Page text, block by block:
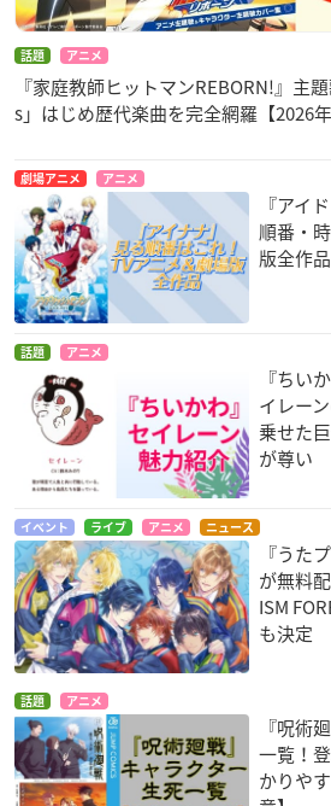
話題 アニメ
『家庭教師ヒットマンREBORN!』主
s」はじめ歴代楽曲を完全網羅【2026年
劇場アニメ アニメ
『アイ
順番・
版全作
話題 アニメ
『ちい
イレー
乗せた
が尊い
イベント ライブ アニメ ニュース
『うた
が無料
ISM
も決定
話題 アニメ
『呪術
一覧！
かりや